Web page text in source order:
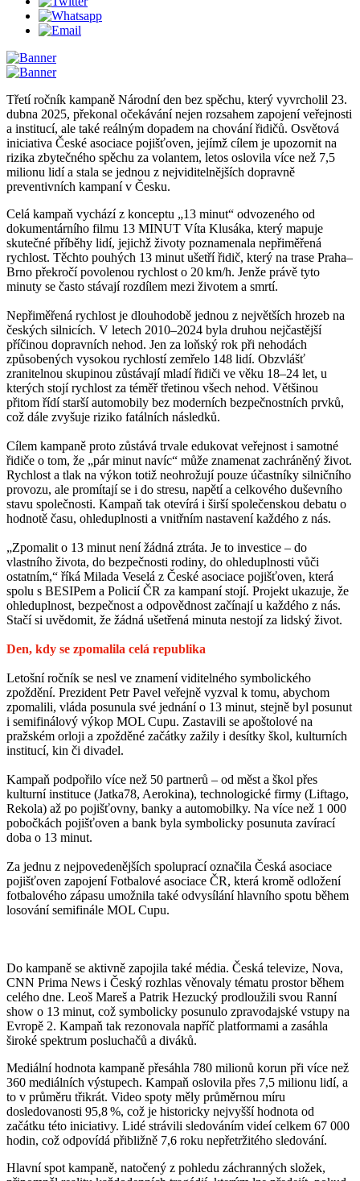
Třetí ročník kampaně Národní den bez spěchu, který vyvrcholil 23.
dubna 2025, překonal očekávání nejen rozsahem zapojení veřejnosti
a institucí, ale také reálným dopadem na chování řidičů. Osvětová
iniciativa České asociace pojišťoven, jejímž cílem je upozornit na
rizika zbytečného spěchu za volantem, letos oslovila více než 7,5
milionu lidí a stala se jednou z nejviditelnějších dopravně
preventivních kampaní v Česku.
Celá kampaň vychází z konceptu „13 minut“ odvozeného od
dokumentárního filmu 13 MINUT Víta Klusáka, který mapuje
skutečné příběhy lidí, jejichž životy poznamenala nepřiměřená
rychlost. Těchto pouhých 13 minut ušetří řidič, který na trase Praha–
Brno překročí povolenou rychlost o 20 km/h. Jenže právě tyto
minuty se často stávají rozdílem mezi životem a smrtí.
Nepřiměřená rychlost je dlouhodobě jednou z největších hrozeb na
českých silnicích. V letech 2010–2024 byla druhou nejčastější
příčinou dopravních nehod. Jen za loňský rok při nehodách
způsobených vysokou rychlostí zemřelo 148 lidí. Obzvlášť
zranitelnou skupinou zůstávají mladí řidiči ve věku 18–24 let, u
kterých stojí rychlost za téměř třetinou všech nehod. Většinou
přitom řídí starší automobily bez moderních bezpečnostních prvků,
což dále zvyšuje riziko fatálních následků.
Cílem kampaně proto zůstává trvale edukovat veřejnost i samotné
řidiče o tom, že „pár minut navíc“ může znamenat zachráněný život.
Rychlost a tlak na výkon totiž neohrožují pouze účastníky silničního
provozu, ale promítají se i do stresu, napětí a celkového duševního
stavu společnosti. Kampaň tak otevírá i širší společenskou debatu o
hodnotě času, ohleduplnosti a vnitřním nastavení každého z nás.
„Zpomalit o 13 minut není žádná ztráta. Je to investice – do
vlastního života, do bezpečnosti rodiny, do ohleduplnosti vůči
ostatním,“ říká Milada Veselá z České asociace pojišťoven, která
spolu s BESIPem a Policií ČR za kampaní stojí. Projekt ukazuje, že
ohleduplnost, bezpečnost a odpovědnost začínají u každého z nás.
Stačí si uvědomit, že žádná ušetřená minuta nestojí za lidský život.
Den, kdy se zpomalila celá republika
Letošní ročník se nesl ve znamení viditelného symbolického
zpoždění. Prezident Petr Pavel veřejně vyzval k tomu, abychom
zpomalili, vláda posunula své jednání o 13 minut, stejně byl posunut
i semifinálový výkop MOL Cupu. Zastavili se apoštolové na
pražském orloji a zpožděné začátky zažily i desítky škol, kulturních
institucí, kin či divadel.
Kampaň podpořilo více než 50 partnerů – od měst a škol přes
kulturní instituce (Jatka78, Aerokina), technologické firmy (Liftago,
Rekola) až po pojišťovny, banky a automobilky. Na více než 1 000
pobočkách pojišťoven a bank byla symbolicky posunuta zavírací
doba o 13 minut.
Za jednu z nejpovedenějších spoluprací označila Česká asociace
pojišťoven zapojení Fotbalové asociace ČR, která kromě odložení
fotbalového zápasu umožnila také odvysílání hlavního spotu během
losování semifinále MOL Cupu.
Do kampaně se aktivně zapojila také média. Česká televize, Nova,
CNN Prima News i Český rozhlas věnovaly tématu prostor během
celého dne. Leoš Mareš a Patrik Hezucký prodloužili svou Ranní
show o 13 minut, což symbolicky posunulo zpravodajské vstupy na
Evropě 2. Kampaň tak rezonovala napříč platformami a zasáhla
široké spektrum posluchačů a diváků.
Mediální hodnota kampaně přesáhla 780 milionů korun při více než
360 mediálních výstupech. Kampaň oslovila přes 7,5 milionu lidí, a
to v průměru třikrát. Video spoty měly průměrnou míru
dosledovanosti 95,8 %, což je historicky nejvyšší hodnota od
začátku této iniciativy. Lidé strávili sledováním videí celkem 67 000
hodin, což odpovídá přibližně 7,6 roku nepřetržitého sledování.
Hlavní spot kampaně, natočený z pohledu záchranných složek,